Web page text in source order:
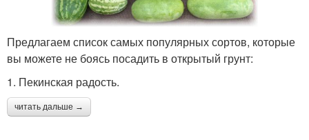
Предлагаем список самых популярных сортов, которые
вы можете не боясь посадить в открытый грунт:
1. Пекинская радость.
читать дальше →